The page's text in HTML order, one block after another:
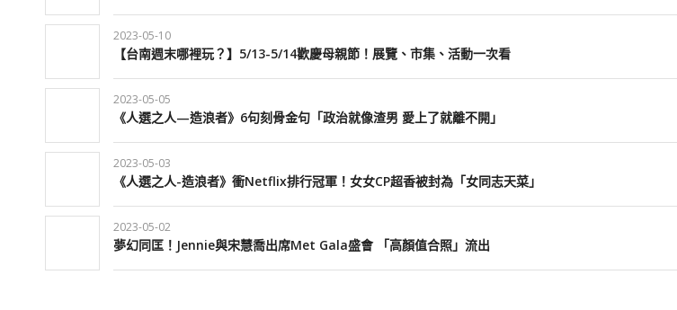
2023-05-10
【台南週末哪裡玩？】5/13-5/14歡慶母親節！展覽、市集、活動一次看
2023-05-05
《人選之人—造浪者》6句刻骨金句「政治就像渣男 愛上了就離不開」
2023-05-03
《人選之人-造浪者》衝Netflix排行冠軍！女女CP超香被封為「女同志天菜」
2023-05-02
夢幻同匡！Jennie與宋慧喬出席Met Gala盛會 「高顏值合照」流出